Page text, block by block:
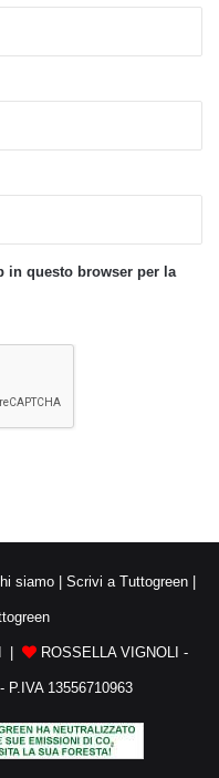
in questo browser per la
siamo| Scrivi a Tuttogreen|
| ROSSELLA VIGNOLI -
13556710963